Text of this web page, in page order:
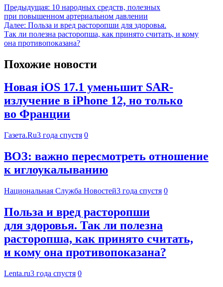
Предыдущая: 10 народных средств, полезных
при повышенном артериальном давлении
Далее: Польза и вред расторопши для здоровья.
Так ли полезна расторопша, как принято считать, и кому
она противопоказана?
Похожие новости
Новая iOS 17.1 уменьшит SAR-
излучение в iPhone 12, но только
во Франции
Газета.Ru3 года спустя 0
ВОЗ: важно пересмотреть отношение
к иглоукалыванию
Национальная Служба Новостей3 года спустя 0
Польза и вред расторопши
для здоровья. Так ли полезна
расторопша, как принято считать,
и кому она противопоказана?
Lenta.ru3 года спустя 0